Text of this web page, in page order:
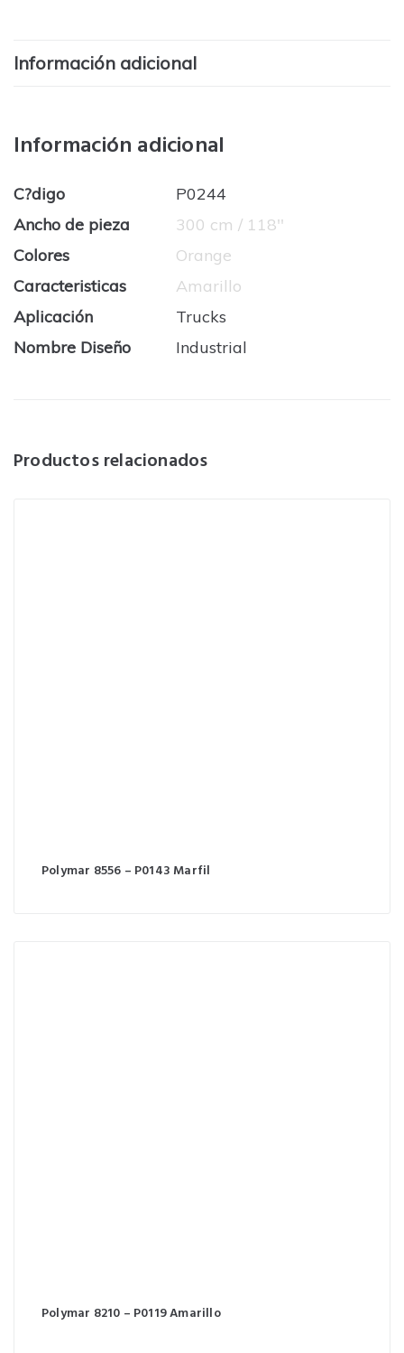
Información adicional
Información adicional
C?digo
P0244
Ancho de pieza
300 cm / 118''
Colores
Orange
Caracteristicas
Amarillo
Aplicación
Trucks
Nombre Diseño
Industrial
Productos relacionados
Polymar 8556 – P0143 Marfil
Polymar 8210 – P0119 Amarillo